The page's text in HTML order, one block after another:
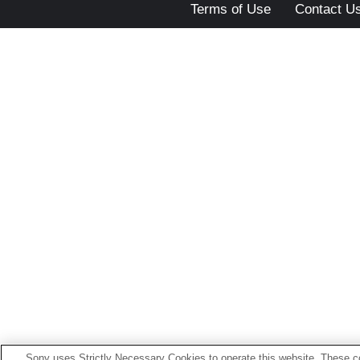
Terms of Use Contact